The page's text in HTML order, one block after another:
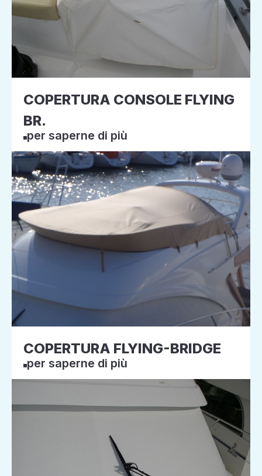
COPERTURA CONSOLE FLYING
BR.
per saperne di più
COPERTURA FLYING-BRIDGE
per saperne di più